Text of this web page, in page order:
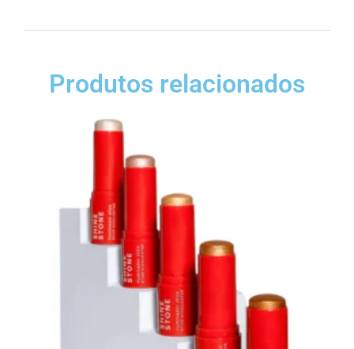
Produtos relacionados